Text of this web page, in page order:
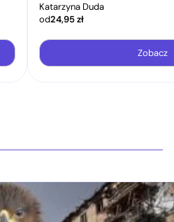
Katarzyna Duda
od24,95zł
Zobacz